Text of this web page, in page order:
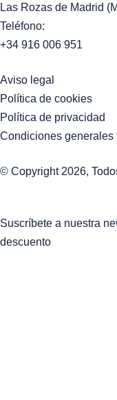
Las Rozas de Madrid
Teléfono:
+34 916 006 951
Aviso legal
Política de cookies
Política de privacidad
Condiciones generales
© Copyright 2026,
Suscríbete a nuestra
descuento